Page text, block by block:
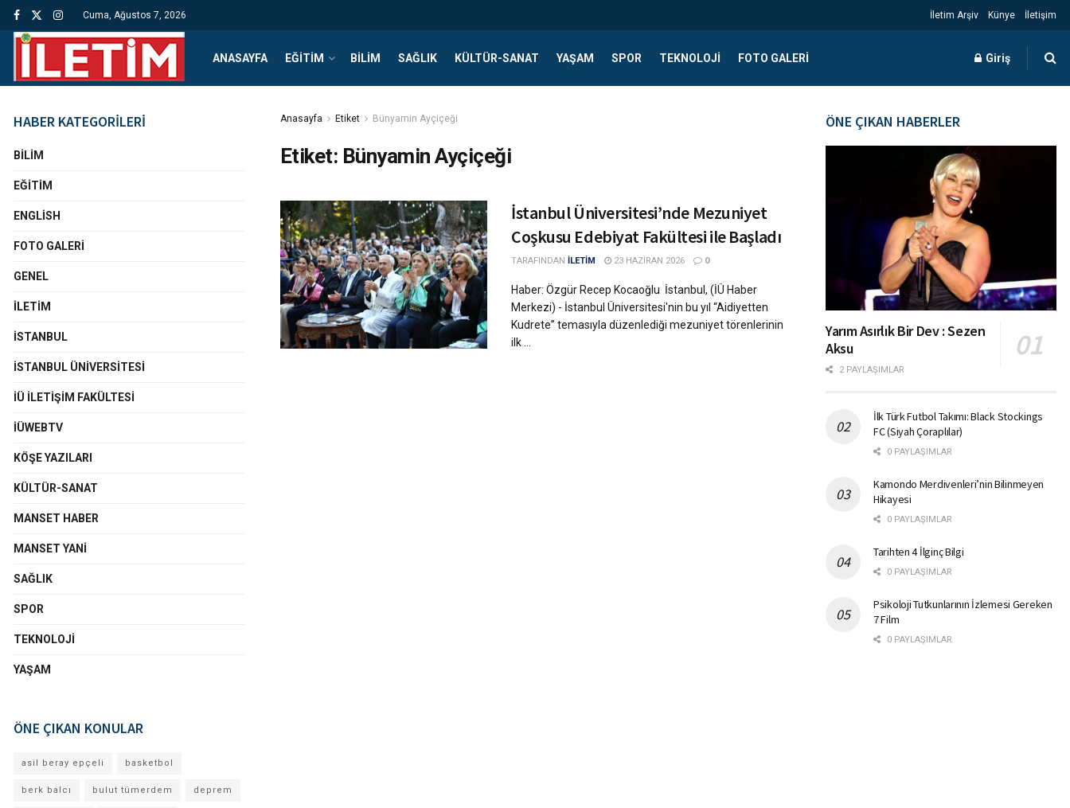
Cuma, Ağustos 7, 2026 İletim Arşiv Künye İletişim
ANASAYFA EĞITIM BILIM SAĞLIK KÜLTÜR-SANAT YAŞAM SPOR TEKNOLOJI FOTO GALERI Giriş
Anasayfa Etiket Bünyamin Ayçiçeği
Etiket: Bünyamin Ayçiçeği
İstanbul Üniversitesi’nde Mezuniyet
Coşkusu Edebiyat Fakültesi ile Başladı
TARAFINDAN İLETİM 23 HAZIRAN 2026 0
Haber: Özgür Recep Kocaoğlu İstanbul, (İÜ Haber
Merkezi) - İstanbul Üniversitesi'nin bu yıl “Aidiyetten
Kudrete” temasıyla düzenlediği mezuniyet törenlerinin
ilk ...
HABER KATEGORİLERİ
BILIM
EĞITIM
ENGLISH
FOTO GALERI
GENEL
İLETIM
İSTANBUL
İSTANBUL ÜNIVERSITESI
İÜ İLETIŞIM FAKÜLTESI
İÜWEBTV
KÖŞE YAZILARI
KÜLTÜR-SANAT
MANSET HABER
MANSET YANI
SAĞLIK
SPOR
TEKNOLOJI
YAŞAM
ÖNE ÇIKAN KONULAR
asil beray epçeli basketbol
berk balcı bulut tümerdem deprem
ÖNE ÇIKAN HABERLER
Yarım Asırlık Bir Dev : Sezen
Aksu
2 PAYLAŞIMLAR
İlk Türk Futbol Takımı: Black Stockings
FC (Siyah Çoraplılar)
0 PAYLAŞIMLAR
Kamondo Merdivenleri’nin Bilinmeyen
Hikayesi
0 PAYLAŞIMLAR
Tarihten 4 İlginç Bilgi
0 PAYLAŞIMLAR
Psikoloji Tutkunlarının İzlemesi Gereken
7 Film
0 PAYLAŞIMLAR